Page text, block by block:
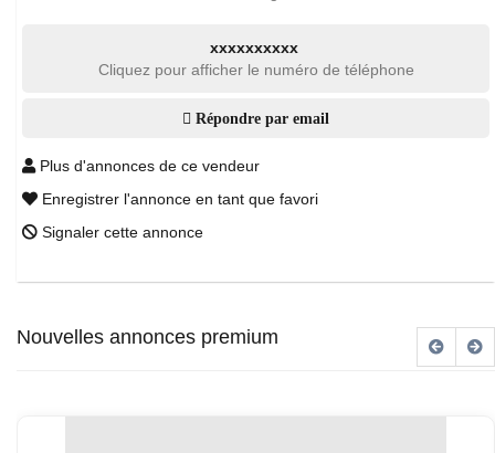
xxxxxxxxxx
Cliquez pour afficher le numéro de téléphone
Répondre par email
Plus d'annonces de ce vendeur
Enregistrer l'annonce en tant que favori
Signaler cette annonce
Nouvelles annonces premium